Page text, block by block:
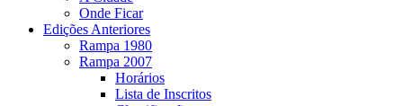
Onde Ficar
Edições Anteriores
Rampa 1980
Rampa 2007
Horários
Lista de Inscritos